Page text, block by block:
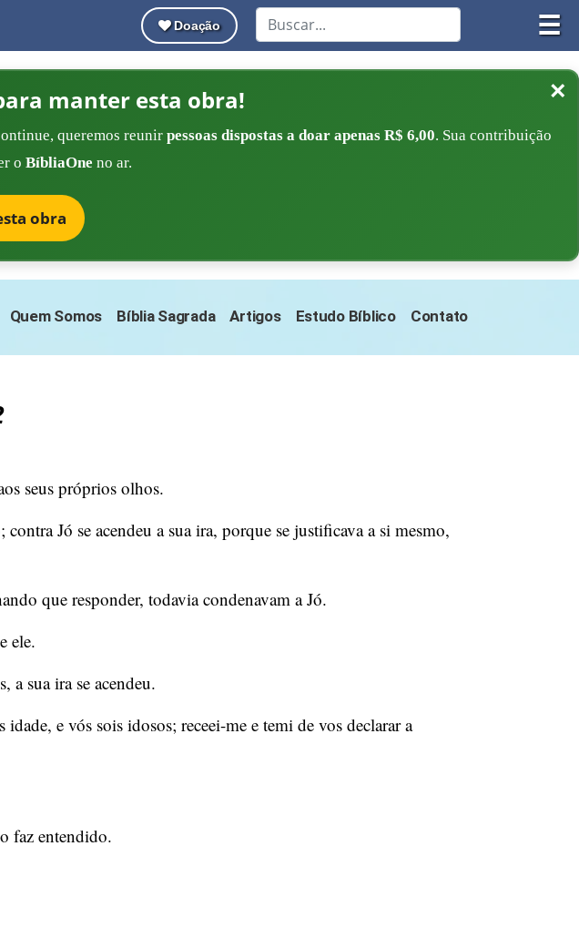
☰
Doação
×
manter esta obra!
queremos reunir pessoas dispostas a doar apenas R$ 6,00. Sua contribuição
o BíbliaOne no ar.
obra
Quem Somos Bíblia Sagrada Artigos Estudo Bíblico Contato
seus próprios olhos.
Jó se acendeu a sua ira, porque se justificava a si mesmo,
que responder, todavia condenavam a Jó.
ele.
a sua ira se acendeu.
e vós sois idosos; receei-me e temi de vos declarar a
faz entendido.